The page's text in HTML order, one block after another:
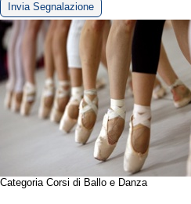
Invia Segnalazione
Categoria Corsi di Ballo e Danza